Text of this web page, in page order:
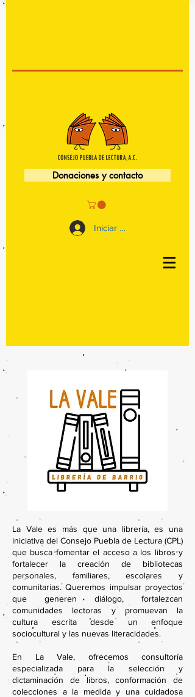
Donaciones y contacto
Iniciar sesión
La Vale es más que una librería, es una
iniciativa del Consejo Puebla de Lectura (CPL)
que busca fomentar el acceso a los libros y
fortalecer la creación de bibliotecas
personales, familiares, escolares y
comunitarias. Queremos impulsar proyectos
que generen diálogo, fortalezcan
comunidades lectoras y promuevan la
cultura escrita desde un enfoque
sociocultural y las nuevas literacidades.
En La Vale, ofrecemos consultoría
especializada para la selección y
dictaminación de libros, conformación de
colecciones a la medida y una cuidadosa